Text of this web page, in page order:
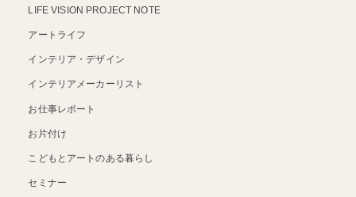
LIFE VISION PROJECT NOTE
アートライフ
インテリア・デザイン
インテリアメーカーリスト
お仕事レポート
お片付け
こどもとアートのある暮らし
セミナー